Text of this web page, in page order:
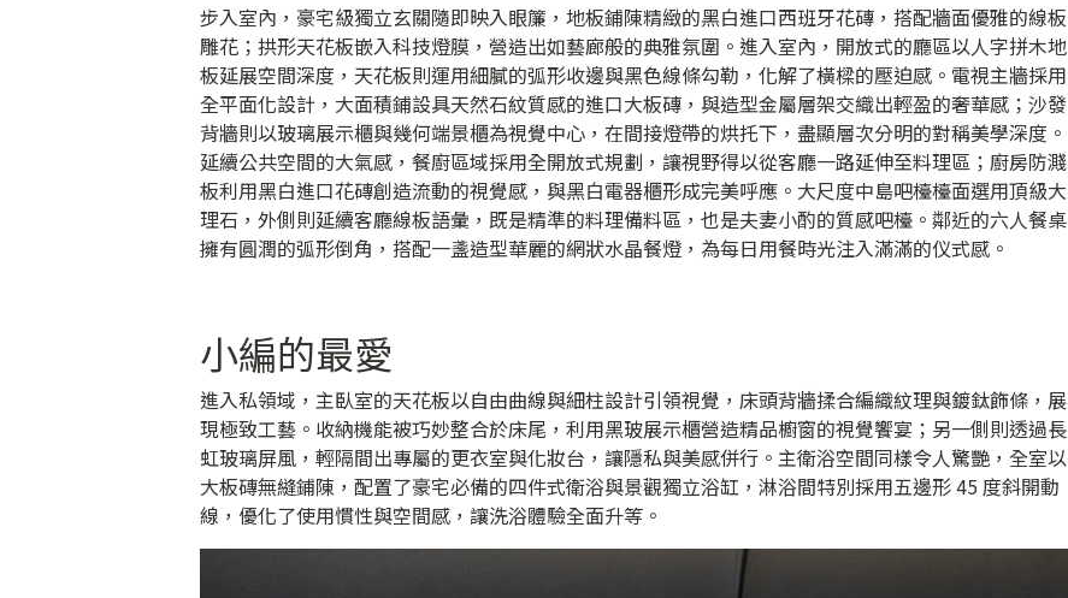
步入室內，豪宅級獨立玄關隨即映入眼簾，地板鋪陳精緻的黑白進口西班牙花磚，搭配牆面優雅的線板
雕花；拱形天花板嵌入科技燈膜，營造出如藝廊般的典雅氛圍。進入室內，開放式的廳區以人字拼木地
板延展空間深度，天花板則運用細膩的弧形收邊與黑色線條勾勒，化解了橫樑的壓迫感。電視主牆採用
全平面化設計，大面積鋪設具天然石紋質感的進口大板磚，與造型金屬層架交織出輕盈的奢華感；沙發
背牆則以玻璃展示櫃與幾何端景櫃為視覺中心，在間接燈帶的烘托下，盡顯層次分明的對稱美學深度。
延續公共空間的大氣感，餐廚區域採用全開放式規劃，讓視野得以從客廳一路延伸至料理區；廚房防濺
板利用黑白進口花磚創造流動的視覺感，與黑白電器櫃形成完美呼應。大尺度中島吧檯檯面選用頂級大
理石，外側則延續客廳線板語彙，既是精準的料理備料區，也是夫妻小酌的質感吧檯。鄰近的六人餐桌
擁有圓潤的弧形倒角，搭配一盞造型華麗的網狀水晶餐燈，為每日用餐時光注入滿滿的仪式感。
小編的最愛
進入私領域，主臥室的天花板以自由曲線與細柱設計引領視覺，床頭背牆揉合編織紋理與鍍鈦飾條，展
現極致工藝。收納機能被巧妙整合於床尾，利用黑玻展示櫃營造精品櫥窗的視覺饗宴；另一側則透過長
虹玻璃屏風，輕隔間出專屬的更衣室與化妝台，讓隱私與美感併行。主衛浴空間同樣令人驚艷，全室以
大板磚無縫鋪陳，配置了豪宅必備的四件式衛浴與景觀獨立浴缸，淋浴間特別採用五邊形 45 度斜開動
線，優化了使用慣性與空間感，讓洗浴體驗全面升等。